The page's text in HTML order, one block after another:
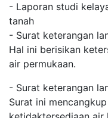
- Laporan studi
tanah
- Surat keterangan
Hal ini berisikan
air permukaan.
- Surat keterangan
Surat ini